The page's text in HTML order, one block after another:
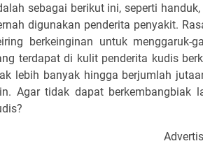
sebagai berikut ini, seperti
digunakan penderita penyakit.
berkeinginan untuk menggaruk-
terdapat di kulit penderita kudis
lebih banyak hingga berjumlah
Agar tidak dapat berkembangbiak